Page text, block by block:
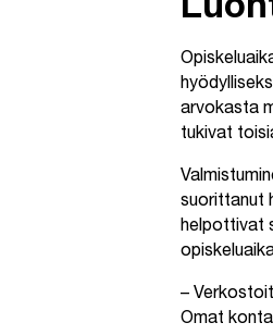
arvokasta
tukivat
suorittanut
helpottivat
–
Omat